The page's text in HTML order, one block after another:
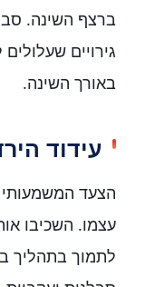
ברצף השינה.
גירויים
באורך השינה.
עידוד
הצעד המשמעותי
עצמו. השכיבו
לתמוך בתהליך